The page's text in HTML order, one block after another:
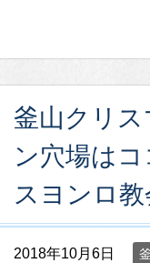
釜山クリ
ン穴場は
スヨンロ教
2018年10月6日